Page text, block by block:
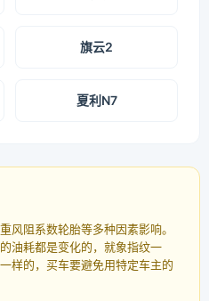
旗云2
夏利N7
风阻系数轮胎等多种因素影响。
油耗都是变化的，就象指纹一
样的，买车要避免用特定车主的